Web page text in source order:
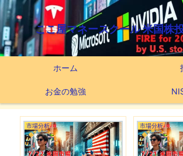
ここ屋マネースクール 米国株
ホーム
お金の勉強
市場分析 市場分析